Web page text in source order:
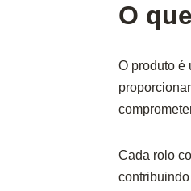
O
O produto é
Cada rolo